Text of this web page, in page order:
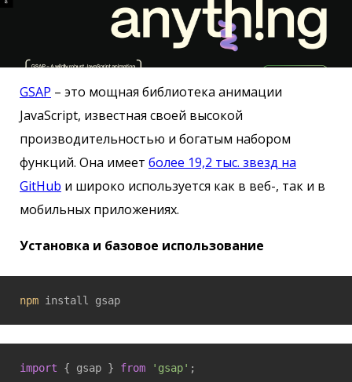
GSAP – это мощная библиотека анимации
JavaScript, известная своей высокой
производительностью и богатым набором
функций. Она имеет более 19,2 тыс. звезд на
GitHub и широко используется как в веб-, так и в
мобильных приложениях.
Установка и базовое использование
npm install gsap
import { gsap } from 'gsap' ;